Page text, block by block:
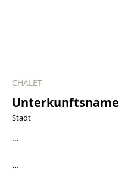
CHALET
Unterkunftsname
Stadt
...
...